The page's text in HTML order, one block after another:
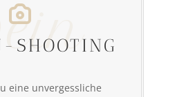
SHOOTING
eine unvergessliche